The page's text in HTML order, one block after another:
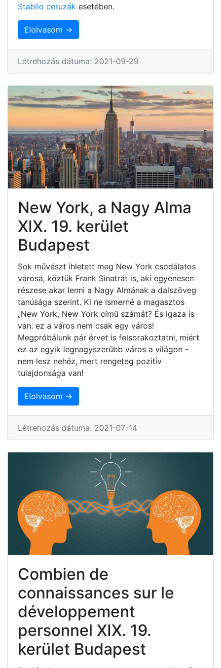
Stabilo ceruzák esetében.
Elolvasom →
Létrehozás dátuma: 2021-09-29
New York, a Nagy Alma
XIX. 19. kerület
Budapest
Sok művészt ihletett meg New York csodálatos
városa, köztük Frank Sinatrát is, aki egyenesen
részese akar lenni a Nagy Almának a dalszöveg
tanúsága szerint. Ki ne ismerné a magasztos
„New York, New York című számát? És igaza is
van: ez a város nem csak egy város!
Megpróbálunk pár érvet is felsorakoztatni, miért
ez az egyik legnagyszerűbb város a világon –
nem lesz nehéz, mert rengeteg pozitív
tulajdonsága van!
Elolvasom →
Létrehozás dátuma: 2021-07-14
Combien de
connaissances sur le
développement
personnel XIX. 19.
kerület Budapest